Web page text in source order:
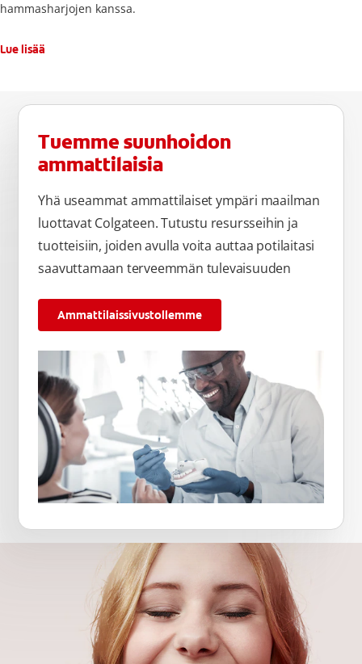
hammasharjojen kanssa.
Lue lisää
Tuemme suunhoidon
ammattilaisia
Yhä useammat ammattilaiset ympäri maailman
luottavat Colgateen. Tutustu resursseihin ja
tuotteisiin, joiden avulla voita auttaa potilaitasi
saavuttamaan terveemmän tulevaisuuden
Ammattilaissivustollemme